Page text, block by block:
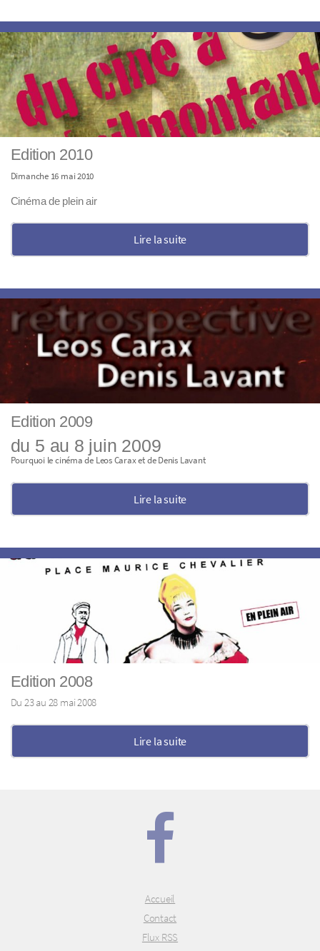
Edition 2010
Dimanche 16 mai 2010
Cinéma de plein air
Lire la suite
Edition 2009
du 5 au 8 juin 2009
Pourquoi le cinéma de Leos Carax et de Denis Lavant
Lire la suite
Edition 2008
Du 23 au 28 mai 2008
Lire la suite
Accueil
Contact
Flux RSS